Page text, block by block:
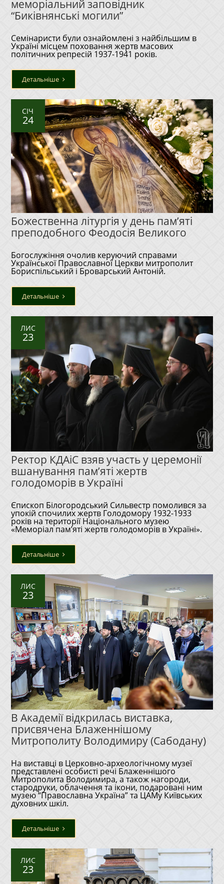
меморіальний заповідник
“Биківнянські могили”
Семінаристи були ознайомлені з найбільшим в
Україні місцем поховання жертв масових
політичних репресій 1937-1941 років.
Детальніше
СІЧ
24
Божественна літургія у день пам’яті
преподобного Феодосія Великого
Богослужіння очолив керуючий справами
Української Православної Церкви митрополит
Бориспільський і Броварський Антоній.
Детальніше
ЛИС
23
Ректор КДАіС взяв участь у церемонії
вшанування пам’яті жертв
голодоморів в Україні
Єпископ Білогородський Сильвестр помолився за
упокій спочилих жертв Голодомору 1932-1933
років на території Національного музею
«Меморіал пам’яті жертв голодоморів в Україні».
Детальніше
ЛИС
23
В Академії відкрилась виставка,
присвячена Блаженнішому
Митрополиту Володимиру (Сабодану)
На виставці в Церковно-археологічному музеї
представлені особисті речі Блаженнішого
Митрополита Володимира, а також нагороди,
стародруки, облачення та ікони, подаровані ним
музею “Православна Україна” та ЦАМу Київських
духовних шкіл.
Детальніше
ЛИС
23